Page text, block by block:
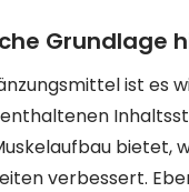
Grundlage
ist es
bietet,
verbessert.